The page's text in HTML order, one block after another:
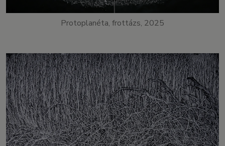
Protoplanéta, frottázs, 2025